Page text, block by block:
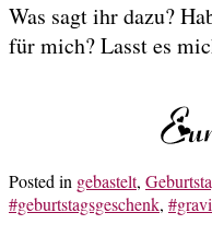
Was sagt ihr dazu?
für mich? Lasst es
Posted in gebastelt,
#geburtstagsgeschenk,